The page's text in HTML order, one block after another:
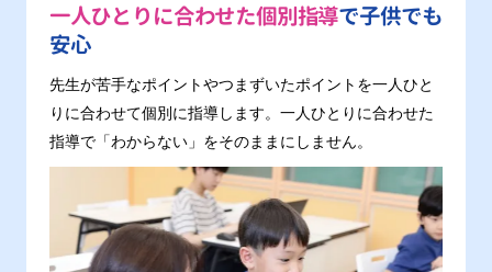
一人ひとりに合わせた個別指導で子供でも
安心
先生が苦手なポイントやつまずいたポイントを一人ひと
りに合わせて個別に指導します。一人ひとりに合わせた
指導で「わからない」をそのままにしません。